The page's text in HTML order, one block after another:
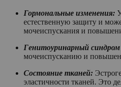
Гормональные изменения:
естественную защиту и
мочеиспускания и
Генитоуринарный
мочеиспусканию и
Состояние тканей:
эластичности тканей. Это